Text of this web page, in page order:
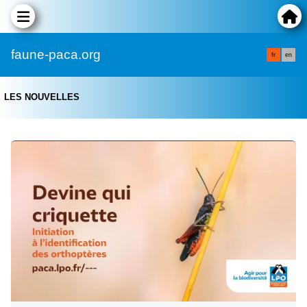
faune-paca.org fr en
LES NOUVELLES